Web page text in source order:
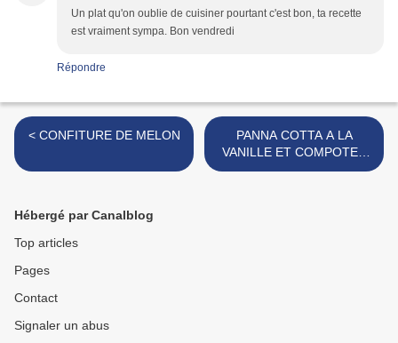
Un plat qu'on oublie de cuisiner pourtant c'est bon, ta recette
est vraiment sympa. Bon vendredi
Répondre
< CONFITURE DE MELON
PANNA COTTA A LA
VANILLE ET COMPOTEE
DE MIRABELLES >
Hébergé par Canalblog
Top articles
Pages
Contact
Signaler un abus